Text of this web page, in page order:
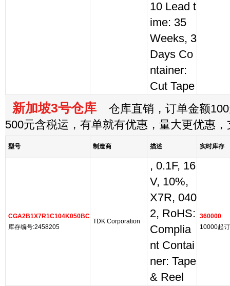
10 Lead t
ime: 35
Weeks, 3
Days Co
ntainer:
Cut Tape
新加坡3号仓库 仓库直销，订单金额
500元含税运，有单就有优惠，量大更优惠
型号 制造商 描述 实时库存
CGA2B1X7R1C104K050BC
库存编号:2458205
TDK Corporation
, 0.1F, 16
V, 10%,
X7R, 040
2, RoHS:
Complia
nt Contai
ner: Tape
& Reel
360000
10000起订